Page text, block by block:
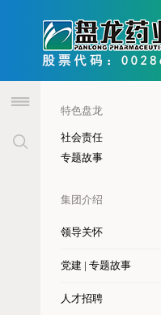
特色盘龙
社会责任
专题故事
集团介绍
领导关怀
党建 | 专题故事
人才招聘